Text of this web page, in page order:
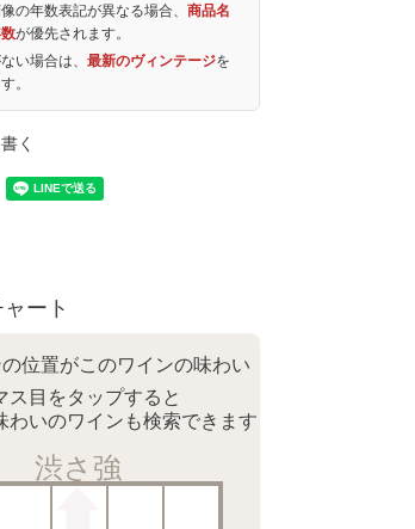
の年数表記が異なる場合、商品名
が優先されます。
い場合は、最新のヴィンテージを
。
く
ート
位置がこのワインの味わい
ス目をタップすると
わいのワインも検索できます
渋さ強